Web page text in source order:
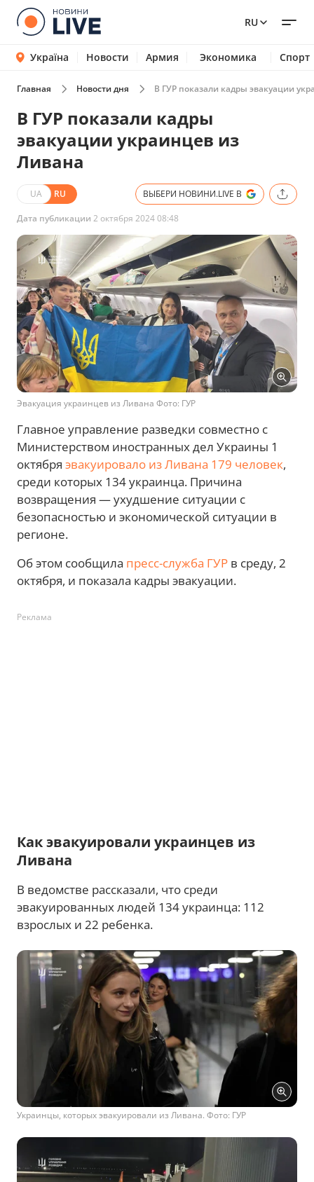
RU
Україна Новости Армия Экономика Спорт
Главная Новости дня В ГУР показали кадры эвакуации
В ГУР показали кадры
эвакуации украинцев из
Ливана
UA RU ВЫБЕРИ НОВИНИ.LIVE В
Дата публикации 2 октября 2024 08:48
Эвакуация украинцев из Ливана Фото: ГУР
Главное управление разведки совместно с
Министерством иностранных дел Украины 1
октября эвакуировало из Ливана 179 человек,
среди которых 134 украинца. Причина
возвращения — ухудшение ситуации с
безопасностью и экономической ситуации в
регионе.
Об этом сообщила пресс-служба ГУР в среду, 2
октября, и показала кадры эвакуации.
Реклама
Как эвакуировали украинцев из
Ливана
В ведомстве рассказали, что среди
эвакуированных людей 134 украинца: 112
взрослых и 22 ребенка.
Украинцы, которых эвакуировали из Ливана. Фото: ГУР